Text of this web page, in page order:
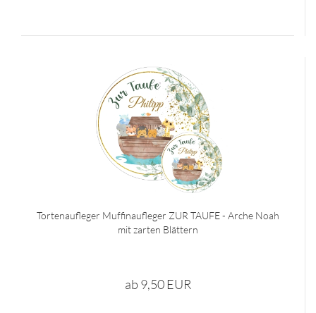
Tortenaufleger Muffinaufleger ZUR TAUFE - Arche Noah
mit zarten Blättern
ab 9,50 EUR